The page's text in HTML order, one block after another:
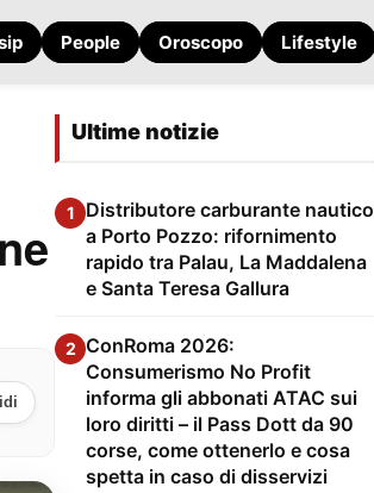
People Oroscopo Lifestyle
Ultime notizie
1
Distributore carburante nautico
a Porto Pozzo: rifornimento
rapido tra Palau, La Maddalena
e Santa Teresa Gallura
2 ConRoma 2026:
Consumerismo No Profit
informa gli abbonati ATAC sui
loro diritti – il Pass Dott da 90
corse, come ottenerlo e cosa
spetta in caso di disservizi